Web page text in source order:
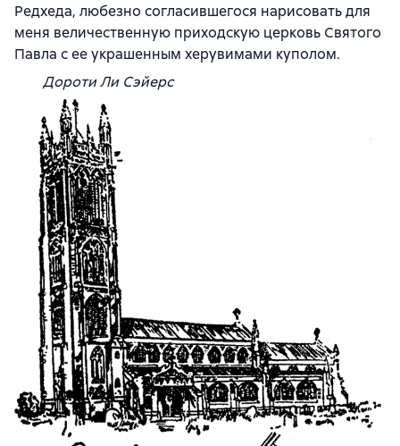
Редхеда, любезно согласившегося нарисовать для
меня величественную приходскую церковь Святого
Павла с ее украшенным херувимами куполом.
Дороти Ли Сэйерс